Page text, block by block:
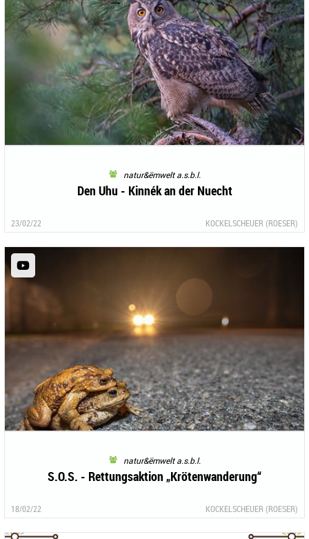
natur&ëmwelt a.s.b.l.
Den Uhu - Kinnék an der Nuecht
23/02/22 KOCKELSCHEUER (ROESER)
natur&ëmwelt a.s.b.l.
S.O.S. - Rettungsaktion „Krötenwanderung“
18/02/22 KOCKELSCHEUER (ROESER)